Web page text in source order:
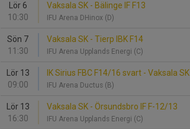
Lör 6
10:30
Vaksala SK - Bälinge IF F13
IFU Arena DHinox (D)
Sön 7
11:30
Vaksala SK - Tierp IBK F14
IFU Arena Upplands Energi (C)
Lör 13
09:00
IK Sirius FBC F14/16 svart - Vaksala SK
IFU Arena Ductus (B)
Lör 13
16:30
Vaksala SK - Örsundsbro IF F-12/13
IFU Arena Upplands Energi (C)